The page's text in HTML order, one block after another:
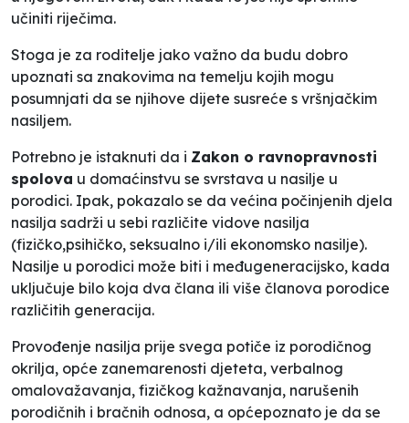
učiniti riječima.
Stoga je za roditelje jako važno da budu dobro
upoznati sa znakovima na temelju kojih mogu
posumnjati da se njihove dijete susreće s vršnjačkim
nasiljem.
Potrebno je istaknuti da i Zakon o ravnopravnosti
spolova u domaćinstvu se svrstava u nasilje u
porodici. Ipak, pokazalo se da većina počinjenih djela
nasilja sadrži u sebi različite vidove nasilja
(fizičko,psihičko, seksualno i/ili ekonomsko nasilje).
Nasilje u porodici može biti i međugeneracijsko, kada
uključuje bilo koja dva člana ili više članova porodice
različitih generacija.
Provođenje nasilja prije svega potiče iz porodičnog
okrilja, opće zanemarenosti djeteta, verbalnog
omalovažavanja, fizičkog kažnavanja, narušenih
porodičnih i bračnih odnosa, a općepoznato je da se